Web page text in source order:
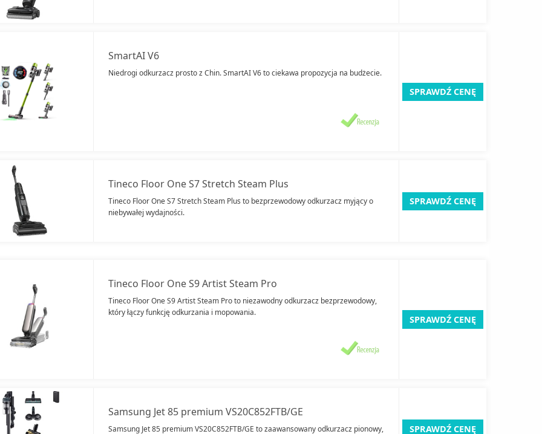
SmartAI V6
Niedrogi odkurzacz prosto z Chin. SmartAI V6 to ciekawa propozycja na budżecie.
SPRAWDŹ CENĘ
Tineco Floor One S7 Stretch Steam Plus
Tineco Floor One S7 Stretch Steam Plus to bezprzewodowy odkurzacz myjący o
niebywałej wydajności.
SPRAWDŹ CENĘ
Tineco Floor One S9 Artist Steam Pro
Tineco Floor One S9 Artist Steam Pro to niezawodny odkurzacz bezprzewodowy,
który łączy funkcję odkurzania i mopowania.
SPRAWDŹ CENĘ
Samsung Jet 85 premium VS20C852FTB/GE
Samsung Jet 85 premium VS20C852FTB/GE to zaawansowany odkurzacz pionowy, SPRAWDŹ CENĘ